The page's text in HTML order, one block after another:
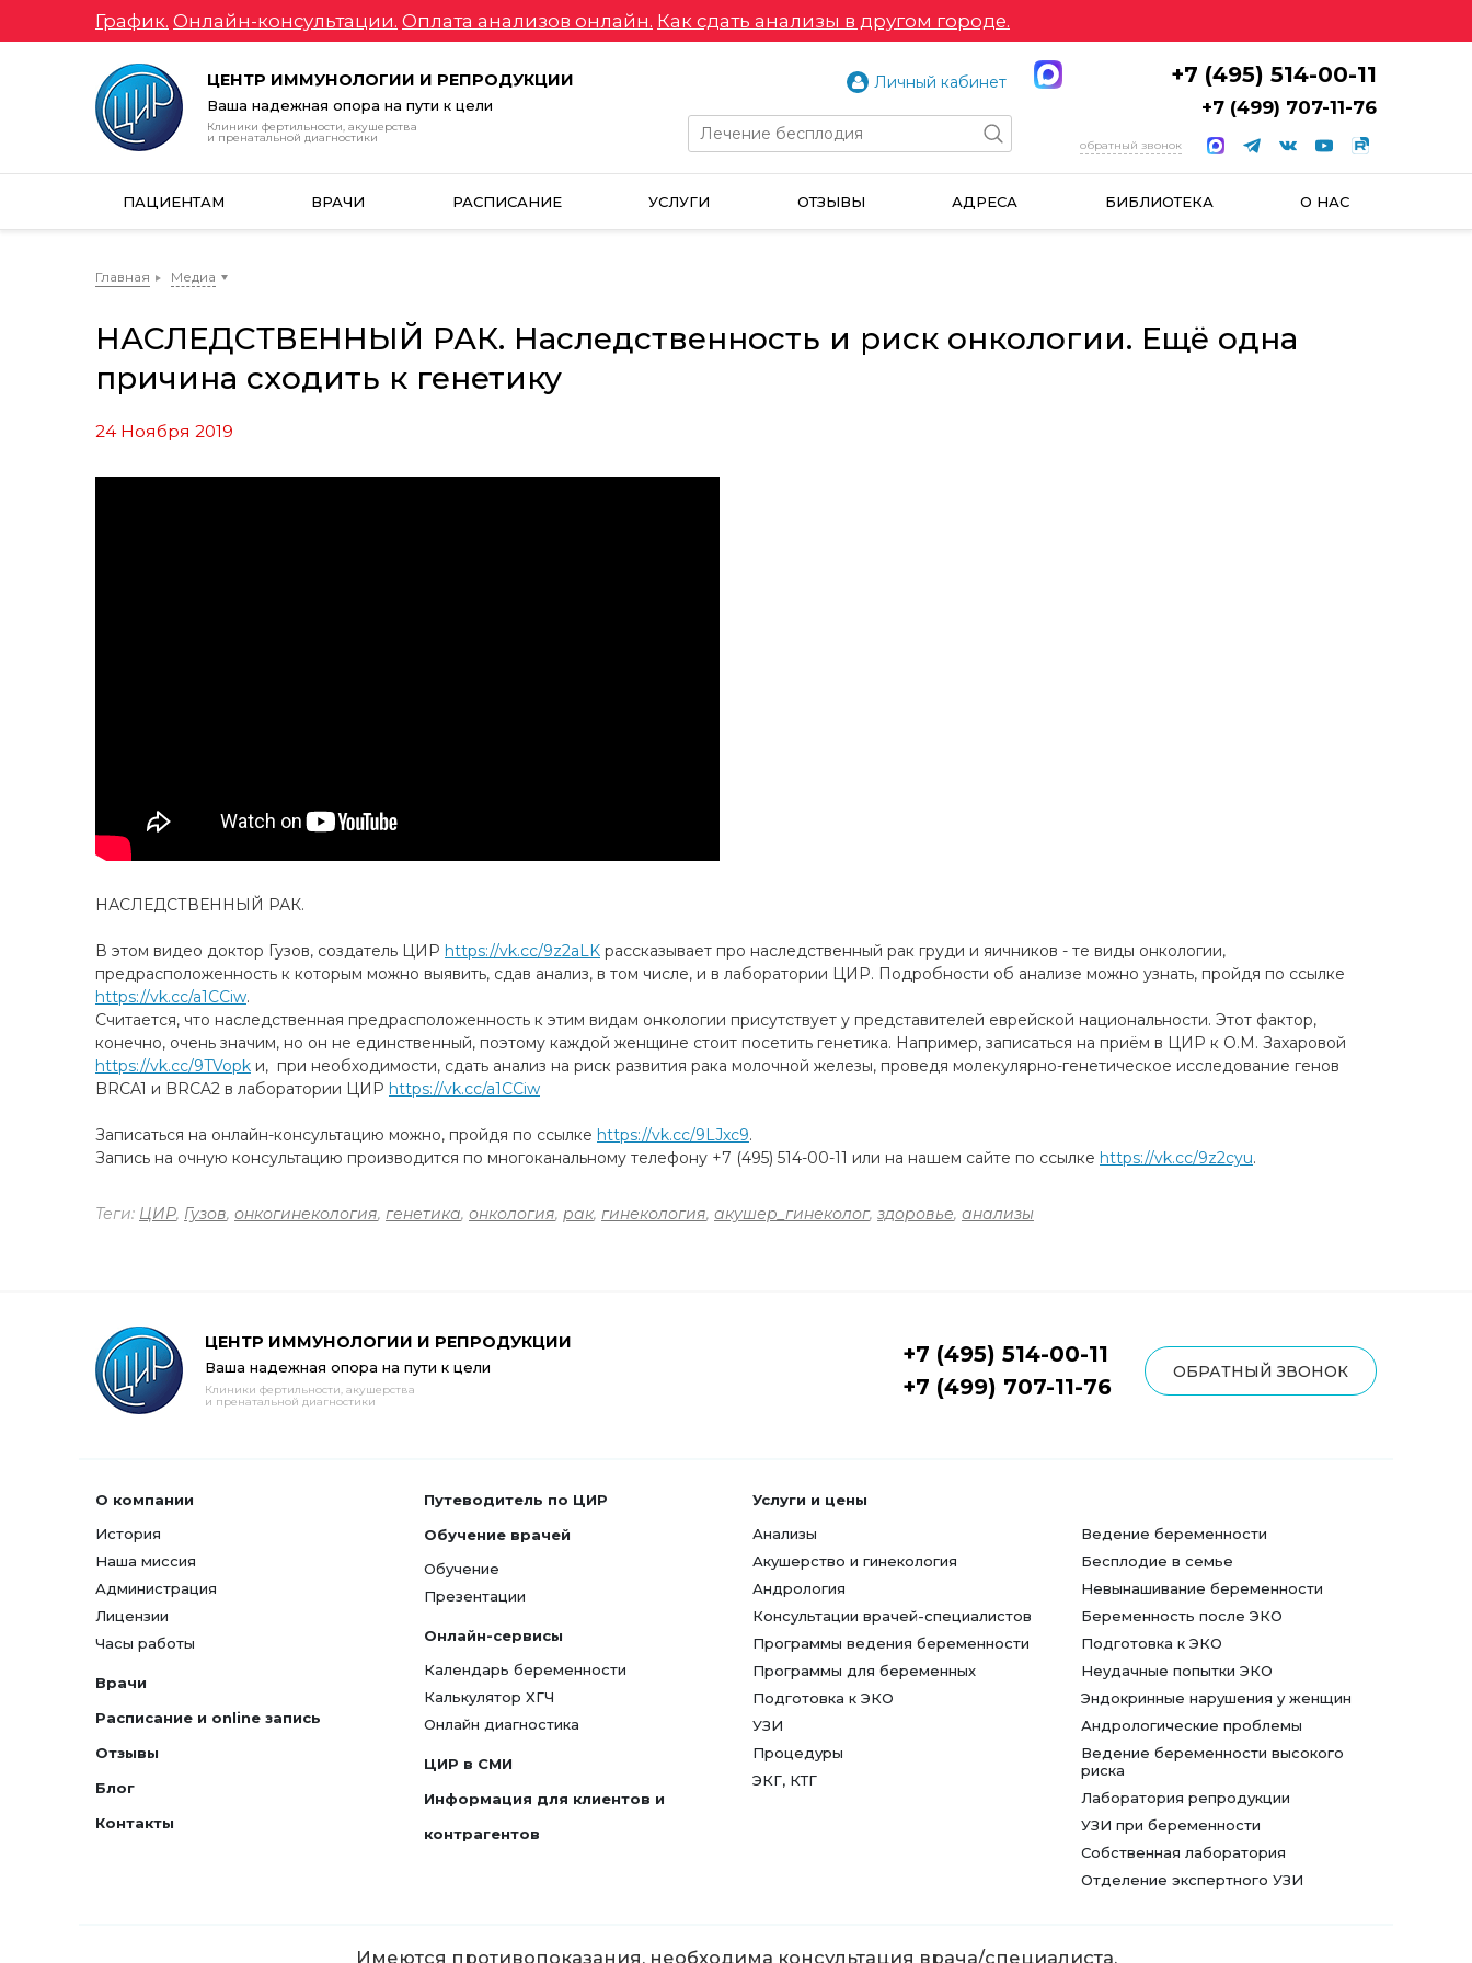
График. Онлайн-консультации. Оплата анализов онлайн. Как сдать анализы в другом городе.
ЦЕНТР ИММУНОЛОГИИ И РЕПРОДУКЦИИ
Ваша надежная опора на пути к цели
Клиники фертильности, акушерства
и пренатальной диагностики
Личный кабинет +7 (495) 514-00-11
+7 (499) 707-11-76
обратный звонок
ПАЦИЕНТАМ ВРАЧИ РАСПИСАНИЕ УСЛУГИ ОТЗЫВЫ АДРЕСА БИБЛИОТЕКА О НАС
Главная Медиа
НАСЛЕДСТВЕННЫЙ РАК. Наследственность и риск онкологии. Ещё одна
причина сходить к генетику
24 Ноября 2019
НАСЛЕДСТВЕННЫЙ РАК.
В этом видео доктор Гузов, создатель ЦИР https://vk.cc/9z2aLK рассказывает про наследственный рак груди и яичников - те виды онкологии,
предрасположенность к которым можно выявить, сдав анализ, в том числе, и в лаборатории ЦИР. Подробности об анализе можно узнать, пройдя по ссылке
https://vk.cc/a1CCiw.
Считается, что наследственная предрасположенность к этим видам онкологии присутствует у представителей еврейской национальности. Этот фактор,
конечно, очень значим, но он не единственный, поэтому каждой женщине стоит посетить генетика. Например, записаться на приём в ЦИР к О.М. Захаровой
https://vk.cc/9TVopk и, при необходимости, сдать анализ на риск развития рака молочной железы, проведя молекулярно-генетическое исследование генов
BRCA1 и BRCA2 в лаборатории ЦИР https://vk.cc/a1CCiw
Записаться на онлайн-консультацию можно, пройдя по ссылке https://vk.cc/9LJxc9.
Запись на очную консультацию производится по многоканальному телефону +7 (495) 514-00-11 или на нашем сайте по ссылке https://vk.cc/9z2cyu.
Теги: ЦИР, Гузов, онкогинекология, генетика, онкология, рак, гинекология, акушер_гинеколог, здоровье, анализы
ЦЕНТР ИММУНОЛОГИИ И РЕПРОДУКЦИИ
Ваша надежная опора на пути к цели
Клиники фертильности, акушерства
и пренатальной диагностики
+7 (495) 514-00-11
+7 (499) 707-11-76
ОБРАТНЫЙ ЗВОНОК
О компании
История
Наша миссия
Администрация
Лицензии
Часы работы
Врачи
Расписание и online запись
Отзывы
Блог
Контакты
Путеводитель по ЦИР
Обучение врачей
Обучение
Презентации
Онлайн-сервисы
Календарь беременности
Калькулятор ХГЧ
Онлайн диагностика
ЦИР в СМИ
Информация для клиентов и
контрагентов
Услуги и цены
Анализы
Акушерство и гинекология
Андрология
Консультации врачей-специалистов
Программы ведения беременности
Программы для беременных
Подготовка к ЭКО
УЗИ
Процедуры
ЭКГ, КТГ
Ведение беременности
Бесплодие в семье
Невынашивание беременности
Беременность после ЭКО
Подготовка к ЭКО
Неудачные попытки ЭКО
Эндокринные нарушения у женщин
Андрологические проблемы
Ведение беременности высокого
риска
Лаборатория репродукции
УЗИ при беременности
Собственная лаборатория
Отделение экспертного УЗИ
Имеются противопоказания, необходима консультация врача/специалиста.